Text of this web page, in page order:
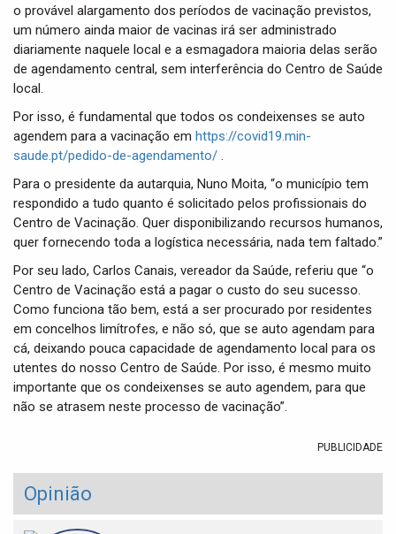
o provável alargamento dos períodos de vacinação previstos,
um número ainda maior de vacinas irá ser administrado
diariamente naquele local e a esmagadora maioria delas serão
de agendamento central, sem interferência do Centro de Saúde
local.
Por isso, é fundamental que todos os condeixenses se auto
agendem para a vacinação em https://covid19.min-
saude.pt/pedido-de-agendamento/ .
⁠Para o presidente da autarquia, Nuno Moita, “o município tem
respondido a tudo quanto é solicitado pelos profissionais do
Centro de Vacinação. Quer disponibilizando recursos humanos,
quer fornecendo toda a logística necessária, nada tem faltado.”
Por seu lado, Carlos Canais, vereador da Saúde, referiu que “o
Centro de Vacinação está a pagar o custo do seu sucesso.
Como funciona tão bem, está a ser procurado por residentes
em concelhos limítrofes, e não só, que se auto agendam para
cá, deixando pouca capacidade de agendamento local para os
utentes do nosso Centro de Saúde. Por isso, é mesmo muito
importante que os condeixenses se auto agendem, para que
não se atrasem neste processo de vacinação”.
PUBLICIDADE
Opinião